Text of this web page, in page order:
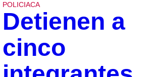
POLICIACA
Detienen a
cinco